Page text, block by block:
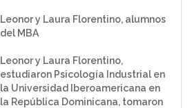
Leonor y Laura Florentino, alumnos
del MBA
Leonor y Laura Florentino,
estudiaron Psicología Industrial en
la Universidad Iberoamericana en
la República Dominicana, tomaron